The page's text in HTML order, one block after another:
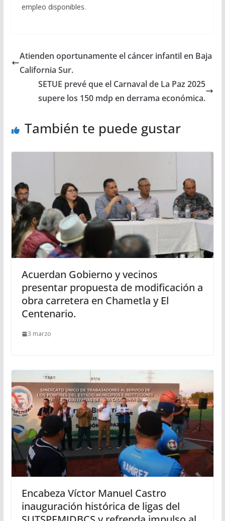
empleo disponibles.
Atienden oportunamente el cáncer infantil en Baja
California Sur.
SETUE prevé que el Carnaval de La Paz 2025
supere los 150 mdp en derrama económica.
También te puede gustar
Acuerdan Gobierno y vecinos
presentar propuesta de modificación a
obra carretera en Chametla y El
Centenario.
3 marzo
Encabeza Víctor Manuel Castro
inauguración histórica de ligas del